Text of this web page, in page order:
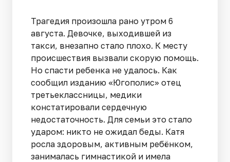
Трагедия произошла рано утром 6
августа. Девочке, выходившей из
такси, внезапно стало плохо. К месту
происшествия вызвали скорую помощь.
Но спасти ребенка не удалось. Как
сообщил изданию «Югополис» отец
третьеклассницы, медики
констатировали сердечную
недостаточность. Для семьи это стало
ударом: никто не ожидал беды. Катя
росла здоровым, активным ребёнком,
занималась гимнастикой и имела